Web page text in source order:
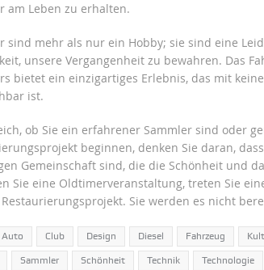
am Leben zu erhalten.
sind mehr als nur ein Hobby; sie sind eine
unsere Vergangenheit zu bewahren. Das
bietet ein einzigartiges Erlebnis, das mit
ist.
ob Sie ein erfahrener Sammler sind oder
beginnen, denken Sie daran,
Gemeinschaft sind, die die Schönheit und
Sie eine Oldtimerveranstaltung, treten Sie
Sie werden es nicht
Auto Club Design Diesel Fahrzeug
Sammler Schönheit Technik Technologie